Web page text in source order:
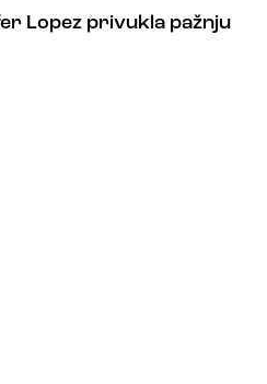
Lopez privukla pažnju